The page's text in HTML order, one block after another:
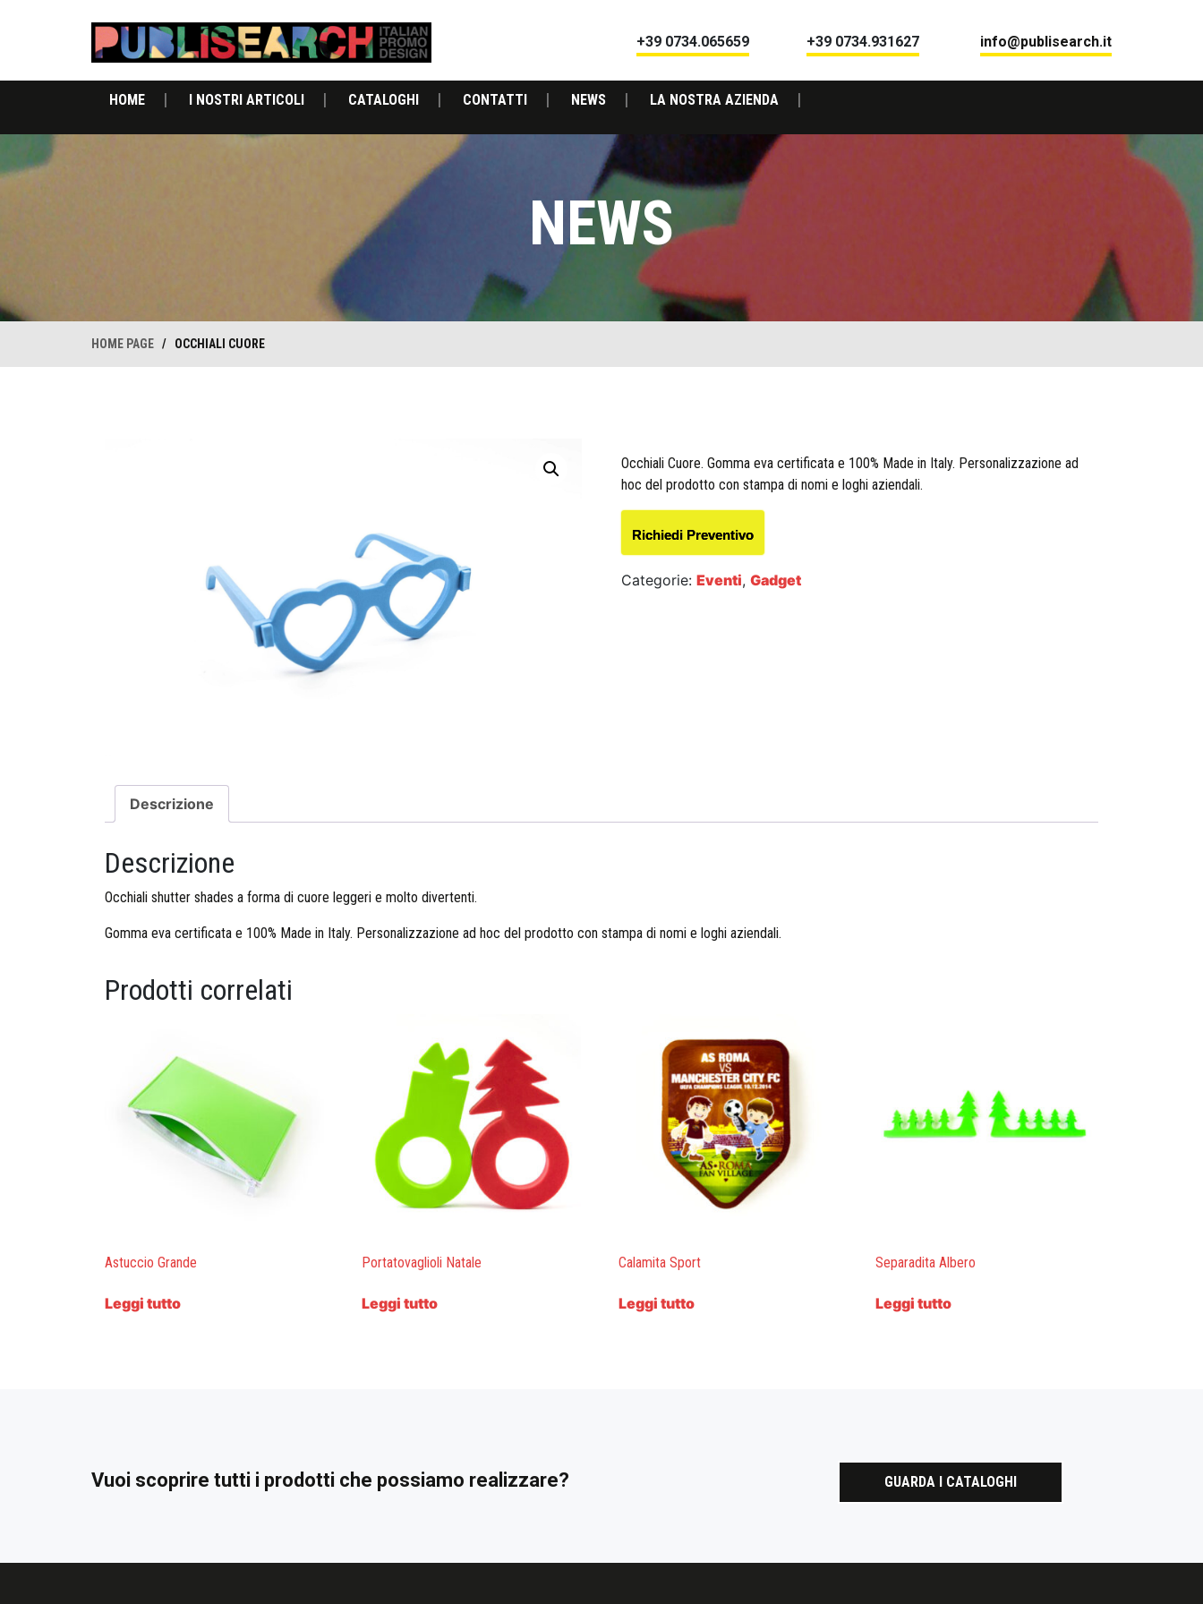
+39 0734.065659 +39 0734.931627 info@publisearch.it
HOME I NOSTRI ARTICOLI CATALOGHI CONTATTI NEWS LA NOSTRA AZIENDA
NEWS
HOME PAGE / OCCHIALI CUORE
Occhiali Cuore. Gomma eva certificata e 100% Made in Italy. Personalizzazione ad
hoc del prodotto con stampa di nomi e loghi aziendali.
Richiedi Preventivo
Categorie:Eventi,Gadget
Descrizione
Descrizione
Occhiali shutter shades a forma di cuore leggeri e molto divertenti.
Gomma eva certificata e 100% Made in Italy. Personalizzazione ad hoc del prodotto con stampa di nomi e loghi aziendali.
Prodotti correlati
Astuccio Grande
Leggi tutto
Portatovaglioli Natale
Leggi tutto
Calamita Sport
Leggi tutto
Separadita Albero
Leggi tutto
Vuoi scoprire tutti i prodotti che possiamo realizzare? GUARDA I CATALOGHI